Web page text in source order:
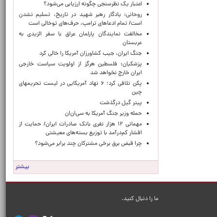
اعتبار یک نظرسنجی چگونه ارزیابی می‌شود؟
روحانی: یادگار رهبر شهید در تاریخ، تسلیم نشدن
است/ تمام ادعاهای ترامپ، حرف‌های توخالی است
مخالفت نمایندگان پارلمان عراق با سفر الزیدی به
عربستان
جنگ ایران، جیب کشاورزان آمریکا را خالی کرد
پزشکیان: فلسطین هرگز از اولویت سیاست خارجی
ایران خارج نخواهد شد
پکن تلافی کرد؛ ۶ نهاد آمریکایی در لیست تحریمهای
چین
پیتر گیل درگذشت
حمله وزیر جنگ آمریکا به سی‌ان‌ان
مهمانی ۱۲ هزار نفری بانک صادرات ایران/ حمایت از
اقشار کم‌درآمد با توزیع بسته‌های معیشتی
چرا قبض برق برخی مشترکان چند برابر می‌شود؟
بیشتر
ما را دنبال کنید.